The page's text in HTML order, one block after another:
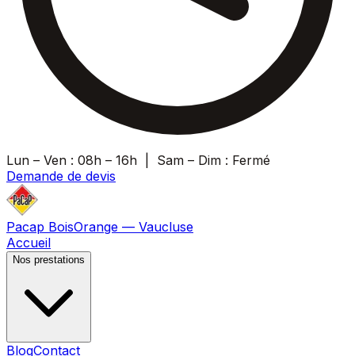
Lun – Ven : 08h – 16h | Sam – Dim : Fermé
Demande de devis
Pacap BoisOrange — Vaucluse
Accueil
Nos prestations
BlogContact